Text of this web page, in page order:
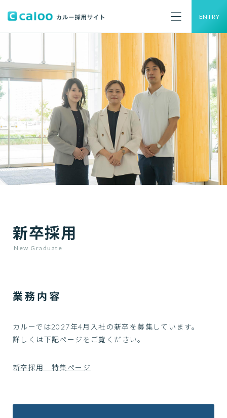
ENTRY
新卒採用
New Graduate
業務内容
カルーでは2027年4月入社の新卒を募集しています。
詳しくは下記ページをご覧ください。
新卒採用 特集ページ